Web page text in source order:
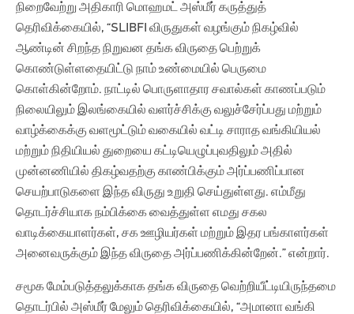
நிறைவேற்று அதிகாரி மொஹமட் அஸ்மீர் கருத்துத்
தெரிவிக்கையில், “SLIBFI விருதுகள் வழங்கும் நிகழ்வில்
ஆண்டின் சிறந்த நிறுவன தங்க விருதை பெற்றுக்
கொண்டுள்ளதையிட்டு நாம் உண்மையில் பெருமை
கொள்கின்றோம். நாட்டில் பொருளாதார சவால்கள் காணப்படும்
நிலையிலும் இலங்கையில் வளர்ச்சிக்கு வலுச்சேர்ப்பது மற்றும்
வாழ்க்கைக்கு வளமூட்டும் வகையில் வட்டி சாராத வங்கியியல்
மற்றும் நிதியியல் துறையை கட்டியெழுப்புவதிலும் அதில்
முன்னணியில் திகழ்வதற்கு காண்பிக்கும் அர்ப்பணிப்பான
செயற்பாடுகளை இந்த விருது உறுதி செய்துள்ளது. எம்மீது
தொடர்ச்சியாக நம்பிக்கை வைத்துள்ள எமது சகல
வாடிக்கையாளர்கள், சக ஊழியர்கள் மற்றும் இதர பங்காளர்கள்
அனைவருக்கும் இந்த விருதை அர்ப்பணிக்கின்றேன்.” என்றார்.
சமூக மேம்படுத்தலுக்காக தங்க விருதை வெற்றியீட்டியிருந்தமை
தொடர்பில் அஸ்மீர் மேலும் தெரிவிக்கையில், “அமானா வங்கி